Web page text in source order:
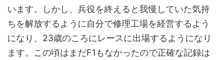
います。しかし、兵役を終えると我慢していた気持
ちを解放するように自分で修理工場を経営するよう
になり、23歳のころにレースに出場するようになり
ます。この頃はまだF1もなかったので正確な記録は